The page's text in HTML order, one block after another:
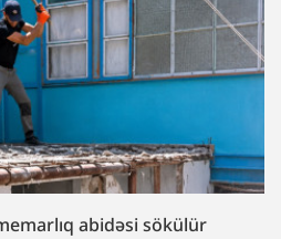
abidəsi sökülür